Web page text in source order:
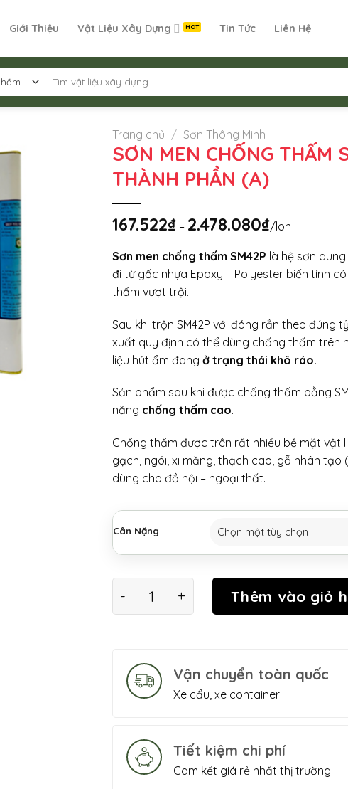
Giới Thiệu Vật Liệu Xây Dựng Tin Tức Liên Hệ
kiếm:
Trang chủ / Sơn Thông Minh
SƠN MEN CHỐNG THẤM
THÀNH PHẦN (A)
167.522₫ – 2.478.080₫Khoảng
giá:
167.522₫
đến
2.478.080₫
/lon
Sơn men chống thấm SM42P là hệ sơn
đi từ gốc nhựa Epoxy – Polyester biến tính
thấm vượt trội.
Sau khi trộn SM42P với đóng rắn theo đúng
xuất quy định có thể dùng chống thấm trên
liệu hút ẩm đangở trạng thái khô ráo.
Sản phẩm sau khi được chống thấm bằng
năng chống thấm cao.
Chống thấm được trên rất nhiều bề mặt vật
gạch, ngói, xi măng, thạch cao, gỗ nhân tạo
dùng cho đồ nội – ngoại thất.
Cân Nặng
SƠN MEN CHỐNG THẤM SM42P 2
Thêm vào giỏ
Vận chuyển toàn quốc
Xe cẩu, xe container
Tiết kiệm chi phí
Cam kết giá rẻ nhất thị trường